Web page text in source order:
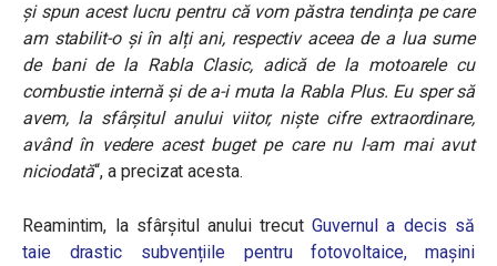
și spun acest lucru pentru că vom păstra tendința pe care
am stabilit-o și în alți ani, respectiv aceea de a lua sume
de bani de la Rabla Clasic, adică de la motoarele cu
combustie internă și de a-i muta la Rabla Plus. Eu sper să
avem, la sfârșitul anului viitor, niște cifre extraordinare,
având în vedere acest buget pe care nu l-am mai avut
niciodată“, a precizat acesta.
Reamintim, la sfârșitul anului trecutGuvernul a decis să
taie drastic subvențiile pentru fotovoltaice, mașini